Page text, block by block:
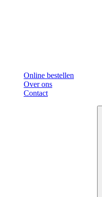
Online bestellen
Over ons
Contact